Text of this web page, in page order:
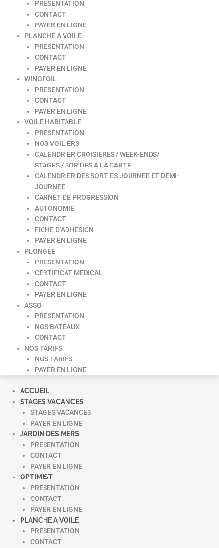
PRESENTATION
CONTACT
PAYER EN LIGNE
PLANCHE A VOILE
PRESENTATION
CONTACT
PAYER EN LIGNE
WINGFOIL
PRESENTATION
CONTACT
PAYER EN LIGNE
VOILE HABITABLE
PRESENTATION
NOS VOILIERS
CALENDRIER CROISIERES / WEEK-ENDS/
STAGES / SORTIES A LA CARTE
CALENDRIER DES SORTIES JOURNEE ET DEMI-
JOURNEE
CARNET DE PROGRESSION
AUTONOMIE
CONTACT
FICHE D’ADHESION
PAYER EN LIGNE
PLONGÉE
PRESENTATION
CERTIFICAT MEDICAL
CONTACT
PAYER EN LIGNE
ASSO
PRESENTATION
NOS BATEAUX
CONTACT
NOS TARIFS
NOS TARIFS
PAYER EN LIGNE
ACCUEIL
STAGES VACANCES
STAGES VACANCES
PAYER EN LIGNE
JARDIN DES MERS
PRESENTATION
CONTACT
PAYER EN LIGNE
OPTIMIST
PRESENTATION
CONTACT
PAYER EN LIGNE
PLANCHE A VOILE
PRESENTATION
CONTACT